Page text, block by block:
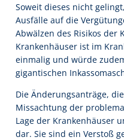
Soweit dieses nicht
Ausfälle auf die
Abwälzen des Risikos der
Krankenhäuser ist im
einmalig und würde
gigantischen
Die Änderungsanträge,
Missachtung der
Lage der Krankenhäuser
dar. Sie sind ein Verstoß